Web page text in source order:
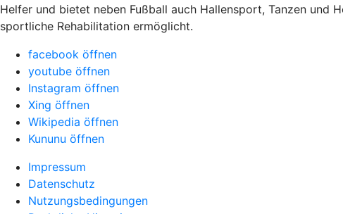
Helfer und bietet neben Fußball auch Hallensport, Tanzen und
sportliche Rehabilitation ermöglicht.
facebook öffnen
youtube öffnen
Instagram öffnen
Xing öffnen
Wikipedia öffnen
Kununu öffnen
Impressum
Datenschutz
Nutzungsbedingungen